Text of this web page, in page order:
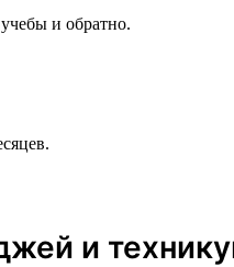
и обратно.
и